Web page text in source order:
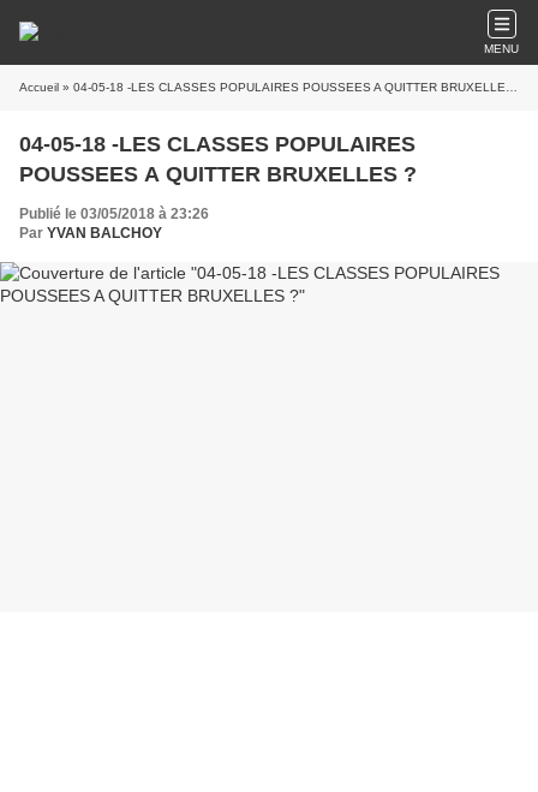
MENU
Accueil » 04-05-18 -LES CLASSES POPULAIRES POUSSEES A QUITTER BRUXELLES ?
04-05-18 -LES CLASSES POPULAIRES
POUSSEES A QUITTER BRUXELLES ?
Publié le 03/05/2018 à 23:26
Par YVAN BALCHOY